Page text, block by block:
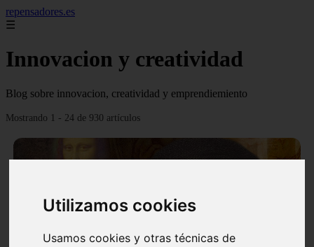
Utilizamos cookies
Usamos cookies y otras técnicas de
repensadores.es
☰
Innovacion y creatividad
Blog sobre innovacion, creatividad y emprendiemiento
Mostrando 1 - 24 de 930 artículos